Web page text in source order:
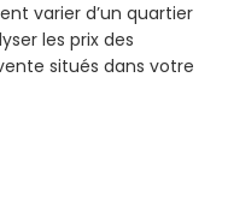
varier d’un quartier
les prix des
situés dans votre